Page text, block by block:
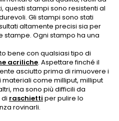
questi stampi sono resistenti al
Gli stampi sono stati
altamente precisi sia per
stampe. Ogni stampo ha una
bene con qualsiasi tipo di
acriliche. Aspettare finché il
asciutto prima di rimuovere i
materiali come milliput, milliput
ma sono più difficili da
raschietti per pulire lo
rovinarli.